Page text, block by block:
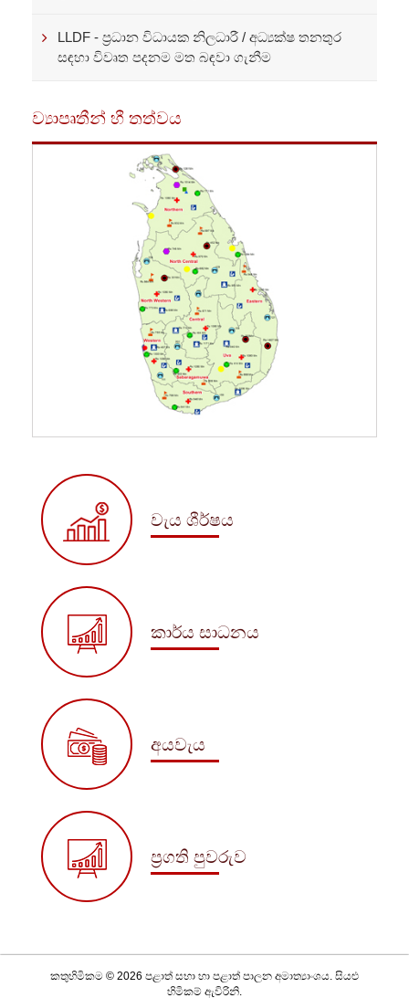
LLDF - ප්‍රධාන විධායක නිලධාරී / අධ්‍යක්ෂ තනතුර
සඳහා විවෘත පදනම මත බඳවා ගැනීම
ව්‍යාපෘතීන් හී තත්වය
වැය ශීර්ෂය
කාර්ය සාධනය
අයවැය
ප්‍රගති පුවරුව
කතුහිමිකම © 2026 පළාත් සභා හා පළාත් පාලන අමාත්‍යාංශය. සියළු
හිමිකම් ඇවිරිනි.